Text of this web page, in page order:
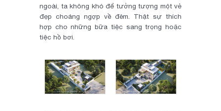
ngoài, ta không khó để tưởng tượng một vẻ
đẹp choáng ngợp về đêm. Thật sự thích
hợp cho những bữa tiệc sang trọng hoặc
tiệc hồ bơi.